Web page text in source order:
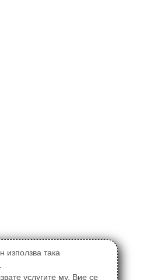
използва така
услугите му, Вие се